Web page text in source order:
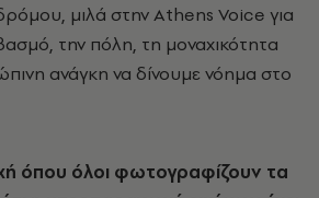
μιλά στην Athens Voice για
την πόλη, τη μοναχικότητα
ανάγκη να δίνουμε νόημα στο
όπου όλοι φωτογραφίζουν τα